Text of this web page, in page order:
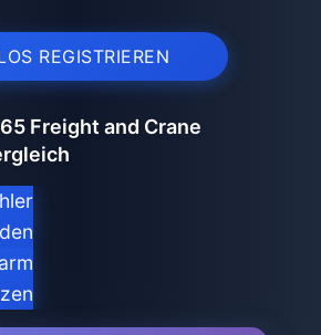
REGISTRIEREN
Freight and Crane